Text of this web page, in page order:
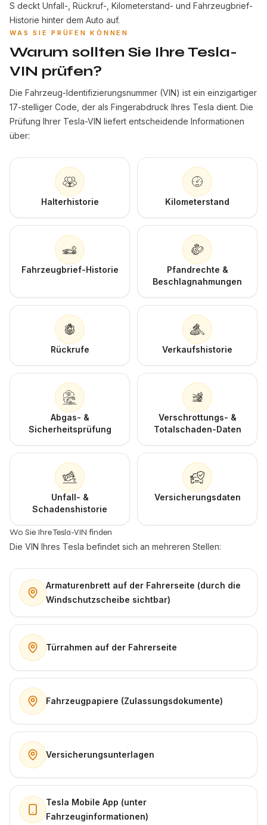
S deckt Unfall-, Rückruf-, Kilometerstand- und Fahrzeugbrief-
Historie hinter dem Auto auf.
WAS SIE PRÜFEN KÖNNEN
Warum sollten Sie Ihre Tesla-
VIN prüfen?
Die Fahrzeug-Identifizierungsnummer (VIN) ist ein einzigartiger
17-stelliger Code, der als Fingerabdruck Ihres Tesla dient. Die
Prüfung Ihrer Tesla-VIN liefert entscheidende Informationen
über:
Halterhistorie Kilometerstand
Fahrzeugbrief-Historie
Pfandrechte &
Beschlagnahmungen
Rückrufe Verkaufshistorie
Abgas- &
Sicherheitsprüfung
Verschrottungs- &
Totalschaden-Daten
Unfall- &
Schadenshistorie
Versicherungsdaten
Wo Sie Ihre Tesla-VIN finden
Die VIN Ihres Tesla befindet sich an mehreren Stellen:
Armaturenbrett auf der Fahrerseite (durch die
Windschutzscheibe sichtbar)
Türrahmen auf der Fahrerseite
Fahrzeugpapiere (Zulassungsdokumente)
Versicherungsunterlagen
Tesla Mobile App (unter
Fahrzeuginformationen)